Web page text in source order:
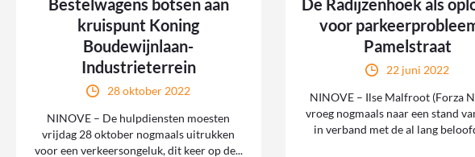
Bestelwagens botsen aan
kruispunt Koning
Boudewijnlaan-
Industrieterrein
28 oktober 2022
NINOVE – De hulpdiensten moesten
vrijdag 28 oktober nogmaals uitrukken
voor een verkeersongeluk, dit keer op de...
De Radijzenhoek als
voor
Pamelstraat
22 juni 2022
NINOVE – Ilse Malfroot (Forza
vroeg nogmaals naar een stand
in verband met de al lang